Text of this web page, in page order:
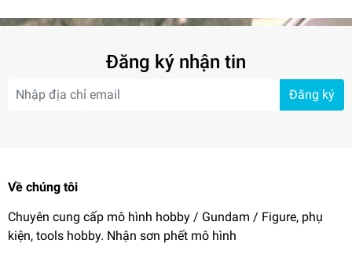
Đăng ký nhận tin
Đăng ký
Về chúng tôi
Chuyên cung cấp mô hình hobby / Gundam / Figure, phụ
kiện, tools hobby. Nhận sơn phết mô hình